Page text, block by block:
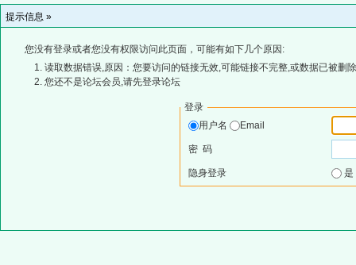
提示信息 »
您没有登录或者您没有权限访问此页面，可能有如下几个原因:
读取数据错误,原因：您要访问的链接无效,可能链接不完整,或数据已被删
您还不是论坛会员,请先登录论坛
登录
用户名
Email
密 码
隐身登录